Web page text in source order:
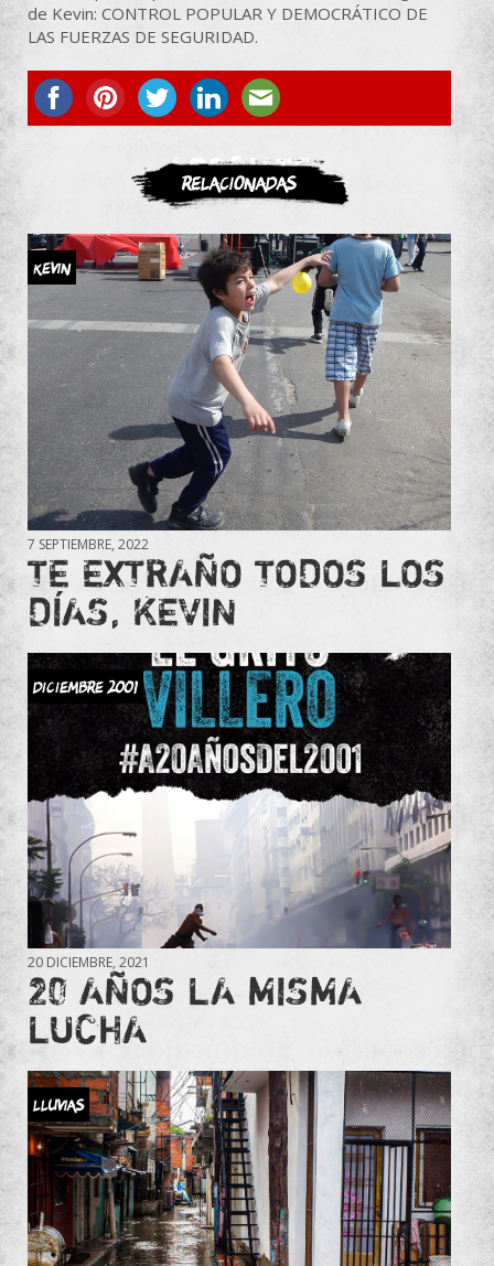
de Kevin: CONTROL POPULAR Y DEMOCRÁTICO DE
LAS FUERZAS DE SEGURIDAD.
ASOCIATE
Relacionadas
Kevin
7 SEPTIEMBRE, 2022
TE EXTRAÑO TODOS LOS
DÍAS, KEVIN
DICIEMBRE 2001
20 DICIEMBRE, 2021
20 AÑOS LA MISMA
LUCHA
Lluvias